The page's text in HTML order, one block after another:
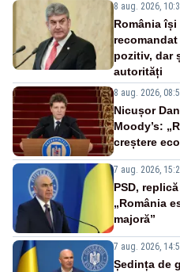
8 aug. 2026,
România
pozitiv, dar
autorități
8 aug. 2026,
Nicușor
Moody’s:
creștere
7 aug. 2026,
PSD,
„România
majoră”
7 aug. 2026,
Ședința de